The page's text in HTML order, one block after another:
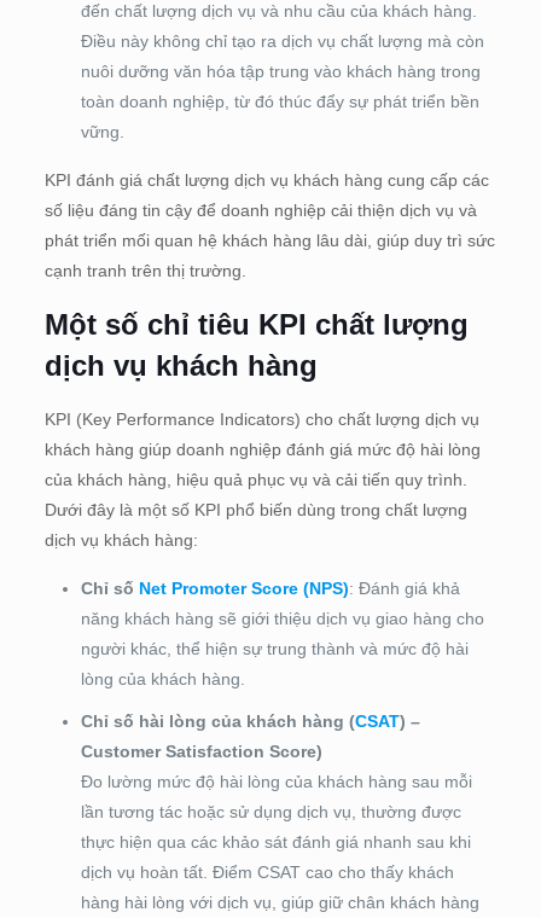
đến chất lượng dịch vụ và nhu cầu của khách hàng.
Điều này không chỉ tạo ra dịch vụ chất lượng mà còn
nuôi dưỡng văn hóa tập trung vào khách hàng trong
toàn doanh nghiệp, từ đó thúc đẩy sự phát triển bền
vững.
KPI đánh giá chất lượng dịch vụ khách hàng cung cấp các
số liệu đáng tin cậy để doanh nghiệp cải thiện dịch vụ và
phát triển mối quan hệ khách hàng lâu dài, giúp duy trì sức
cạnh tranh trên thị trường.
Một số chỉ tiêu KPI chất lượng
dịch vụ khách hàng
KPI (Key Performance Indicators) cho chất lượng dịch vụ
khách hàng giúp doanh nghiệp đánh giá mức độ hài lòng
của khách hàng, hiệu quả phục vụ và cải tiến quy trình.
Dưới đây là một số KPI phổ biến dùng trong chất lượng
dịch vụ khách hàng:
Chỉ số Net Promoter Score (NPS): Đánh giá khả
năng khách hàng sẽ giới thiệu dịch vụ giao hàng cho
người khác, thể hiện sự trung thành và mức độ hài
lòng của khách hàng.
Chỉ số hài lòng của khách hàng (CSAT) –
Customer Satisfaction Score)
Đo lường mức độ hài lòng của khách hàng sau mỗi
lần tương tác hoặc sử dụng dịch vụ, thường được
thực hiện qua các khảo sát đánh giá nhanh sau khi
dịch vụ hoàn tất. Điểm CSAT cao cho thấy khách
hàng hài lòng với dịch vụ, giúp giữ chân khách hàng